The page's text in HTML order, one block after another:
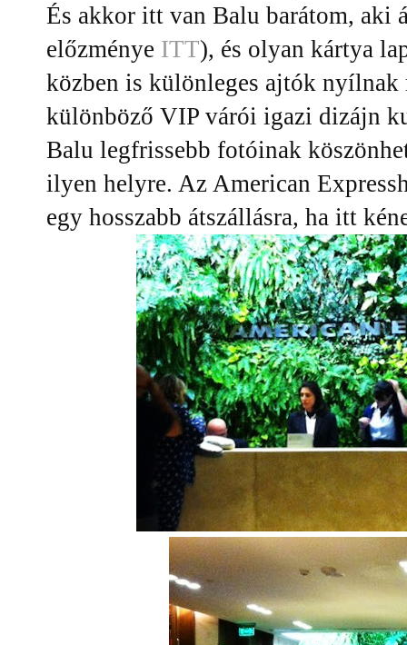
És akkor itt van Balu barátom, aki
előzménye ITT), és olyan kártya
közben is különleges ajtók nyílnak
különböző VIP várói igazi dizájn
Balu legfrissebb fotóinak
ilyen helyre. Az American
egy hosszabb átszállásra, ha itt